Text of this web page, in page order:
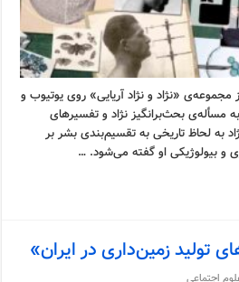
«نژاد و نژاد آریایی» روی یوتیوب و
مسأله‌ی بحث‌برانگیز نژاد و تفسیرهای
به لحاظ تاریخی به تقسیم‌بندی بشر بر
و بیولوژیکی او گفته می‌شود. …
تولید زمین‌داری در ایران»
اجتماعی